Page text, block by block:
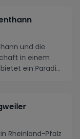
und die
in einem
ein Paradies
Rheinland-Pfalz